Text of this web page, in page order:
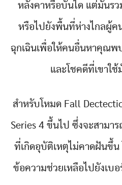
หลังคาหรือบันได แต่มันรว
หรือไปยังพื้นที่ห่างไกลผู้
ฉุกเฉินเพื่อให้คนอื่นหาคุณพ
และโชคดีที่เขาใ
สำหรับโหมด Fall
Series 4 ขึ้นไป ซึ่งจะสามา
ที่เกิดอุบัติเหตุไม่คาดฝันขึ้น
ข้อความช่วยเหลือไปยังเบอ